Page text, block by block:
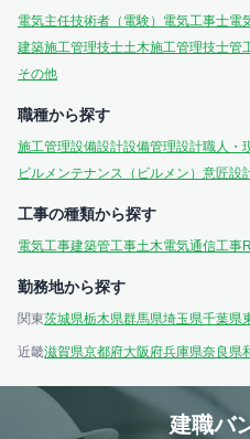
電気主任技術者（電験） 電気工事士電
建築施工管理技士土木施工管理技士管
その他
職種から探す
施工管理設備設計設備管理設計職人・
ビルメンテナンス（ビルメン） 意匠設
工事の種類から探す
電気工事建築管工事土木電気通信工事
勤務地から探す
関東茨城県栃木県群馬県埼玉県千葉県
近畿滋賀県京都府大阪府兵庫県奈良県
建職バ